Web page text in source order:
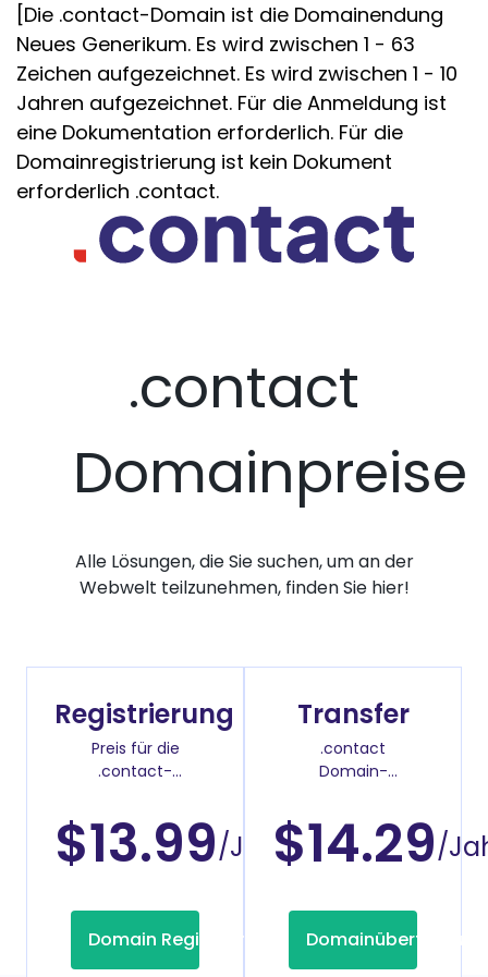
[Die .contact-Domain ist die Domainendung
Neues Generikum. Es wird zwischen 1 - 63
Zeichen aufgezeichnet. Es wird zwischen 1 - 10
Jahren aufgezeichnet. Für die Anmeldung ist
eine Dokumentation erforderlich. Für die
Domainregistrierung ist kein Dokument
erforderlich .contact.
.contact
Domainpreise
Alle Lösungen, die Sie suchen, um an der
Webwelt teilzunehmen, finden Sie hier!
Registrierung
Preis für die
.contact-
$13.99/Jahr
Domain Registrierung
Transfer
.contact
Domain-
$14.29/
Domainübertragung